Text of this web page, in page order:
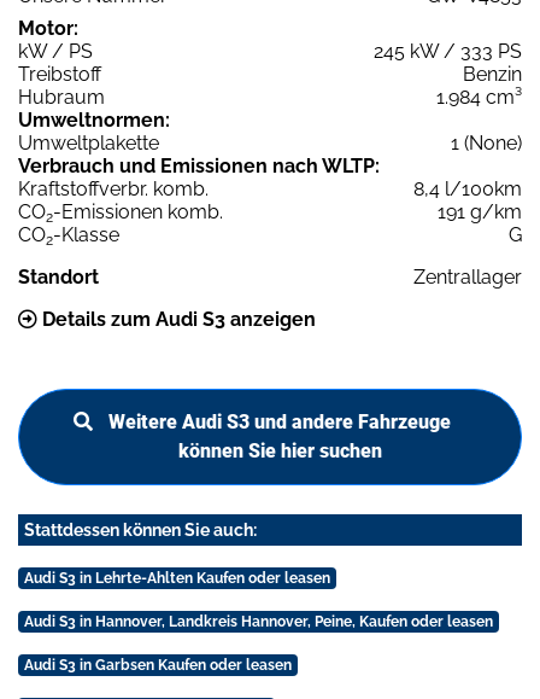
Motor:
kW / PS
245 kW / 333 PS
Treibstoff
Benzin
Hubraum
1.984 cm³
Umweltnormen:
Umweltplakette
1 (None)
Verbrauch und Emissionen nach WLTP:
Kraftstoffverbr. komb.
8,4 l/100km
CO2-Emissionen komb.
191 g/km
CO2-Klasse
G
Standort
Zentrallager
Details zum Audi S3 anzeigen
Weitere Audi S3 und andere Fahrzeuge
können Sie hier suchen
Stattdessen können Sie auch:
Audi S3 in Lehrte-Ahlten Kaufen oder leasen
Audi S3 in Hannover, Landkreis Hannover, Peine, Kaufen oder leasen
Audi S3 in Garbsen Kaufen oder leasen